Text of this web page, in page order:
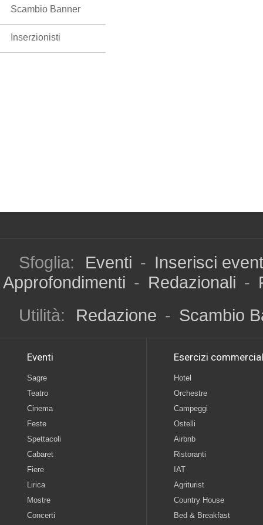
Scambio Banner
Inserzionisti
Sfoglia: Eventi - Inserisci
Approfondimenti - Redazionali -
Utilità:
Redazione - Scambio
Eventi
Sagre
Teatro
Cinema
Feste
Spettacoli
Cabaret
Fiere
Lirica
Mostre
Concerti
Esercizi
Hotel
Orchestre
Campeggi
Ostelli
Airbnb
Ristoranti
IAT
Agriturist
Country House
Bed & Breakfast